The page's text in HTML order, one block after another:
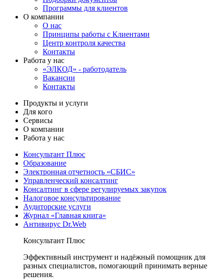
Программы для клиентов
О компании
О нас
Принципы работы с Клиентами
Центр контроля качества
Контакты
Работа у нас
«ЭЛКОД» - работодатель
Вакансии
Контакты
Продукты и услуги
Для кого
Сервисы
О компании
Работа у нас
Консультант Плюс
Образование
Электронная отчетность «СБИС»
Управленческий консалтинг
Консалтинг в сфере регулируемых закупок
Налоговое консультирование
Аудиторские услуги
Журнал «Главная книга»
Антивирус Dr.Web
Консультант Плюс
Эффективный инструмент и надёжный помощник для
разных специалистов, помогающий принимать верные
решения.